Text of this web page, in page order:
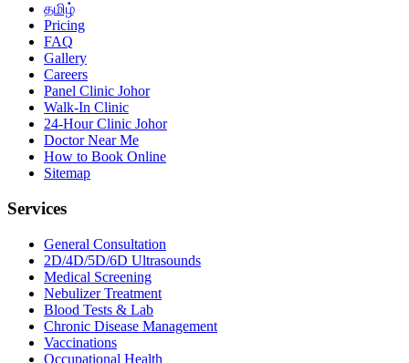
தமிழ்
Pricing
FAQ
Gallery
Careers
Panel Clinic Johor
Walk-In Clinic
24-Hour Clinic Johor
Doctor Near Me
How to Book Online
Sitemap
Services
General Consultation
2D/4D/5D/6D Ultrasounds
Medical Screening
Nebulizer Treatment
Blood Tests & Lab
Chronic Disease Management
Vaccinations
Occupational Health